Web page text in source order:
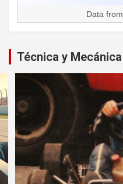
Data from
Técnica y Mecánica